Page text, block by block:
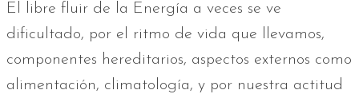
El libre fluir de la Energía a veces se ve
dificultado, por el ritmo de vida que llevamos,
componentes hereditarios, aspectos externos como
alimentación, climatología, y por nuestra actitud